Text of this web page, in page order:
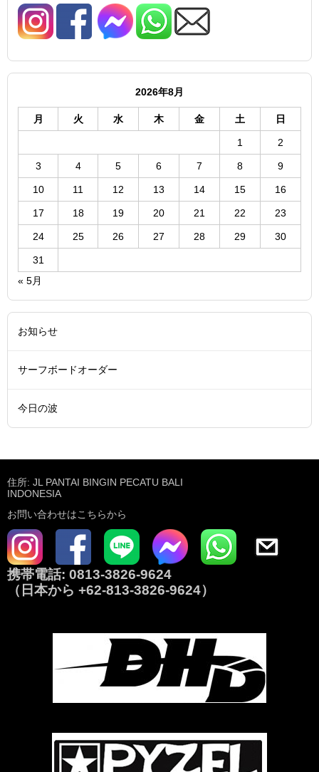
2026年8月
月 火 水 木 金 土 日
1 2
3 4 5 6 7 8 9
10 11 12 13 14 15 16
17 18 19 20 21 22 23
24 25 26 27 28 29 30
31
« 5月
お知らせ
サーフボードオーダー
今日の波
住所: JL PANTAI BINGIN PECATU BALI
INDONESIA
お問い合わせはこちらから
携帯電話: 0813-3826-9624
（日本から +62-813-3826-9624）